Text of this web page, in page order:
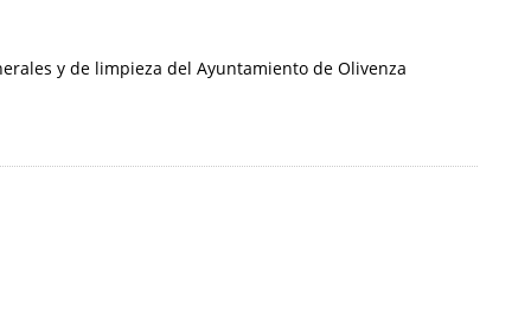
y de limpieza del Ayuntamiento de Olivenza